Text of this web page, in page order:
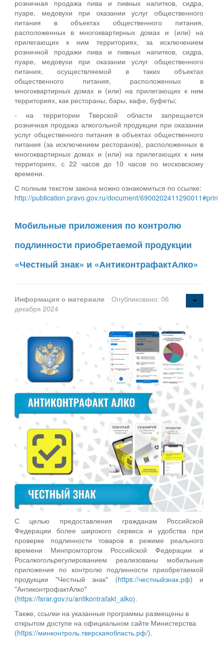
розничная продажа пива и пивных напитков, сидра,
пуаре, медовухи при оказании услуг общественного
питания в объектах общественного питания,
расположенных в многоквартирных домах и (или) на
прилегающих к ним территориях, за исключением
розничной продажи пива и пивных напитков, сидра,
пуаре, медовухи при оказании услуг общественного
питания, осуществляемой в таких объектах
общественного питания, расположенных в
многоквартирных домах и (или) на прилегающих к ним
территориях, как рестораны, бары, кафе, буфеты;
- на территории Тверской области запрещается
розничная продажа алкогольной продукции при оказании
услуг общественного питания в объектах общественного
питания (за исключением ресторанов), расположенных в
многоквартирных домах и (или) на прилегающих к ним
территориях, с 22 часов до 10 часов по московскому
времени.
С полным текстом закона можно ознакомиться по ссылке:
http://publication.pravo.gov.ru/document/
Мобильные приложения по контролю
подлинности приобретаемой продукции
«Честный знак» и «АнтиконтрафактАлко»
Информация о материале
Опубликовано: 06
декабря 2024
С целью предоставления гражданам Российской
Федерации более широкого сервиса и удобства при
проверке подлинности товаров в режиме реального
времени Минпромторгом Российской Федерации и
Росалкогольрегулированием реализованы мобильные
приложения по контролю подлинности приобретаемой
продукции "Честный знак" (https://честныйзнак.рф) и
"АнтиконтрофактАлко"
(https://fsrar.gov.ru/antikontrafakt_alko).
Также, ссылки на указанные программы размещены в
открытом доступе на официальном сайте Министерства
(https://минконтроль.тверскаяобласть.рф/).